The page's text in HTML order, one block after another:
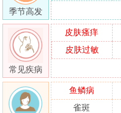
季节高发
常见疾病
皮肤瘙痒
皮肤过敏
鱼鳞病
雀斑